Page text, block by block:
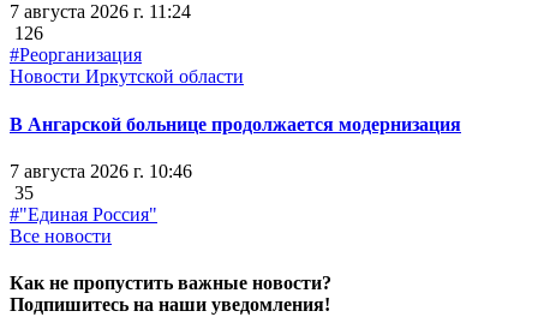
7 августа 2026 г. 11:24
126
#Реорганизация
Новости Иркутской области
В Ангарской больнице продолжается модернизация
7 августа 2026 г. 10:46
35
#"Единая Россия"
Все новости
Как не пропустить важные новости?
Подпишитесь на наши уведомления!